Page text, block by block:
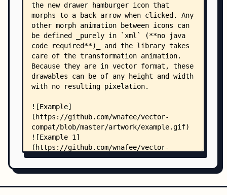
│               │   └──
    │               ├── layout/
    │               │   └── activity_main.xml
    │               ├── menu/
    │               │   └── menu_main.xml
    │               ├── values/
    │               │   ├── dimens.xml
    │               │   ├── strings.xml
    │               │   └── styles.xml
    │                   └── dimens.xml
    ├── gradle/
    │   └── wrapper/
    │       └── gradle-wrapper.properties
    └── library/
        ├── gradle.properties
        ├── proguard-rules.pro
            ├── androidTest/